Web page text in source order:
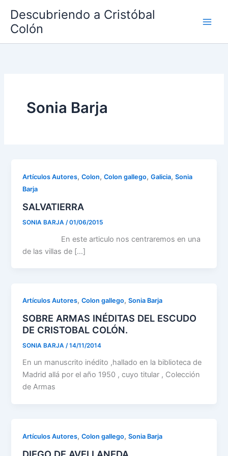
contenido
Descubriendo a Cristóbal
Colón
Sonia Barja
Artículos Autores,Colon,Colon gallego,Galicia,Sonia
Barja
SALVATIERRA
SONIA BARJA /01/06/2015
En este articulo nos centraremos en una
de las villas de […]
Artículos Autores,Colon gallego,Sonia Barja
SOBRE ARMAS INÉDITAS DEL ESCUDO
DE CRISTOBAL COLÓN.
SONIA BARJA/14/11/2014
En un manuscrito inédito ,hallado en la biblioteca de
Madrid allá por el año 1950 , cuyo titular , Colección
de Armas
Artículos Autores,Colon gallego,Sonia Barja
DIEGO DE AVELLANEDA.